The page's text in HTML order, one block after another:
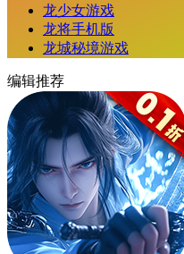
龙少女游戏
龙将手机版
龙城秘境游戏
编辑推荐